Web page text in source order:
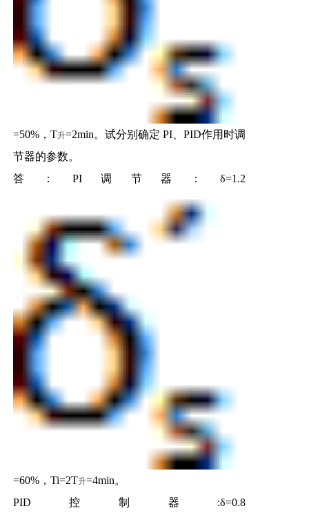
=50%，T升=2min。试分别确定 PI、PID作用时调
节器的参数。
答：PI调节器：δ=1.2
=60%，Ti=2T升=4min。
PID控制器:δ=0.8